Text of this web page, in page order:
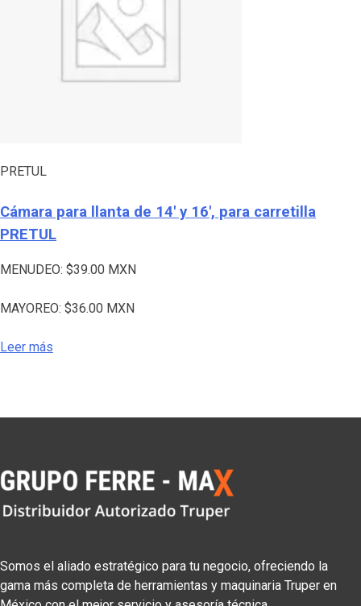
PRETUL
Cámara para llanta de 14′ y 16′, para carretilla
PRETUL
MENUDEO: $39.00 MXN
MAYOREO: $36.00 MXN
Leer más
Somos el aliado estratégico para tu negocio, ofreciendo la
gama más completa de herramientas y maquinaria Truper en